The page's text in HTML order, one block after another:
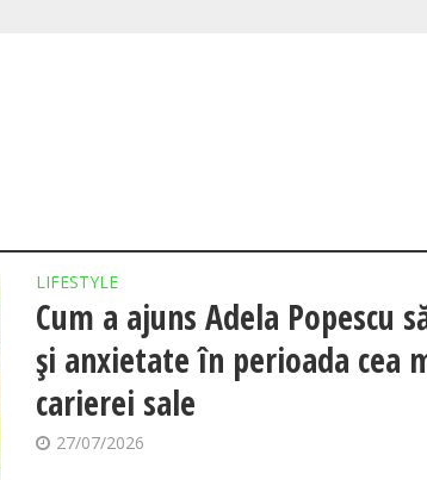
LIFESTYLE
Cum a ajuns Adela Popescu
și anxietate în perioada cea
carierei sale
27/07/2026